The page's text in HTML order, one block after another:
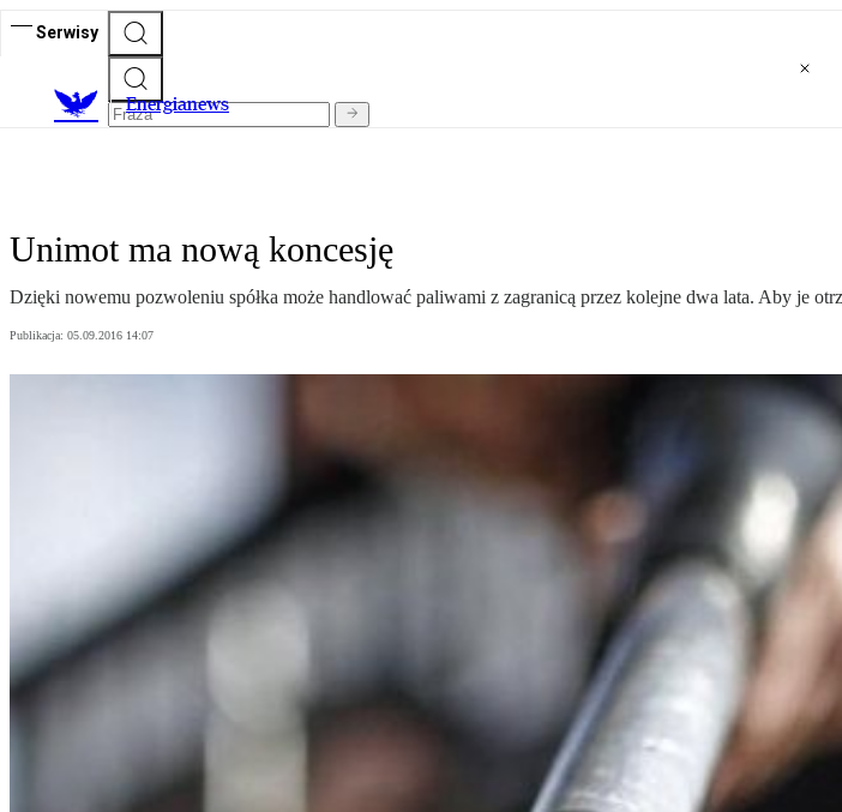
Serwisy
Energianews
Unimot ma nową koncesję
Dzięki nowemu pozwoleniu spółka może handlować paliwami z zagranicą przez kolejne dwa lata. Aby je
Publikacja: 05.09.2016 14:07